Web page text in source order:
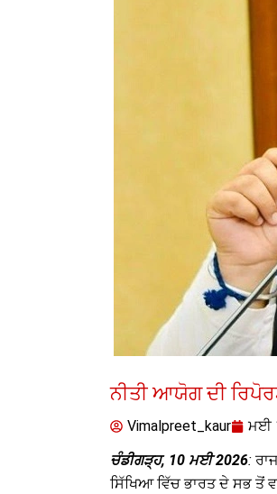
ਨੀਤੀ ਆਯੋਗ ਦੀ
Vimalpreet_kaur ਮਈ
ਚੰਡੀਗੜ੍ਹ, 10 ਮਈ 2026:
ਸਿੱਖਿਆ ਵਿੱਚ ਭਾਰਤ ਦੇ ਸਭ ਤੋਂ